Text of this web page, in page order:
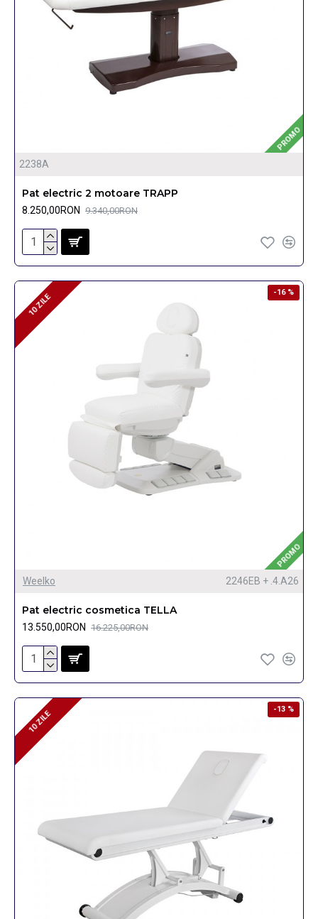
PROMO
2238A
Pat electric 2 motoare TRAPP
8.250,00RON 9.340,00RON
PROMO
-16 %
10 ZILE
10 ZILE
Weelko 2246EB + .4.A26
Pat electric cosmetica TELLA
13.550,00RON 16.225,00RON
-13 %
10 ZILE
10 ZILE